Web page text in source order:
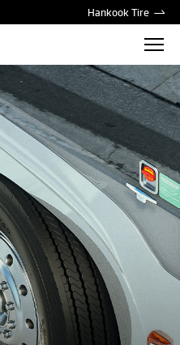
Hankook Tire